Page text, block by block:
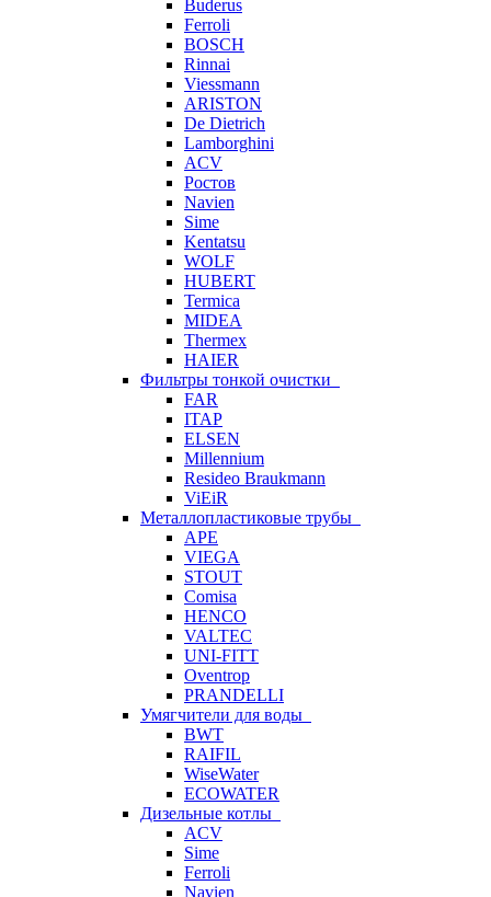
Buderus
Ferroli
BOSCH
Rinnai
Viessmann
ARISTON
De Dietrich
Lamborghini
ACV
Ростов
Navien
Sime
Kentatsu
WOLF
HUBERT
Termica
MIDEA
Thermex
HAIER
Фильтры тонкой очистки
FAR
ITAP
ELSEN
Millennium
Resideo Braukmann
ViEiR
Металлопластиковые трубы
APE
VIEGA
STOUT
Comisa
HENCO
VALTEC
UNI-FITT
Oventrop
PRANDELLI
Умягчители для воды
BWT
RAIFIL
WiseWater
ECOWATER
Дизельные котлы
ACV
Sime
Ferroli
Navien